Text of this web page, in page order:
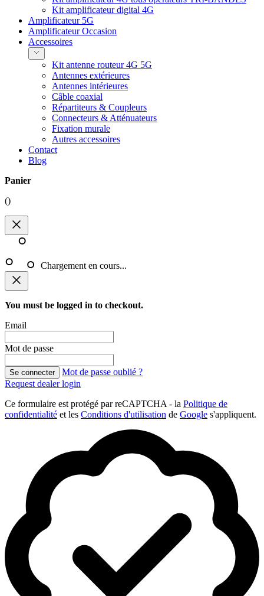
Kit amplificateur digital 4G
Amplificateur 5G
Amplificateur Occasion
Accessoires
Kit antenne routeur 4G 5G
Antennes extérieures
Antennes intérieures
Câble coaxial
Répartiteurs & Coupleurs
Connecteurs & Atténuateurs
Fixation murale
Autres accessoires
Contact
Blog
Panier
()
Chargement en cours...
You must be logged in to checkout.
Email
Mot de passe
Se connecter
Mot de passe oublié ?
Request dealer login
Ce formulaire est protégé par reCAPTCHA - la Politique de
confidentialité et les Conditions d'utilisation de Google s'appliquent.